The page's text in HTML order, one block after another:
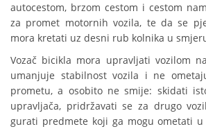
autocestom, brzom cestom i cestom
za promet motornih vozila, te da se
mora kretati uz desni rub kolnika u
Vozač bicikla mora upravljati vozilom
umanjuje stabilnost vozila i ne
prometu, a osobito ne smije: skidati
upravljača, pridržavati se za drugo
gurati predmete koji ga mogu ometati